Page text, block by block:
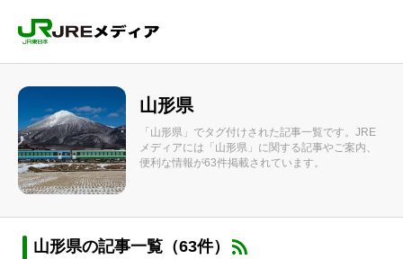
山形県
「山形県」でタグ付けされた記事一覧です。JRE
メディアには「山形県」に関する記事やご案内、
便利な情報が63件掲載されています。
山形県の記事一覧（63件）